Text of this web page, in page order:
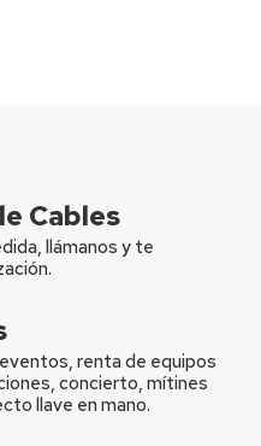
Cables
llámanos y te
renta de equipos
concierto, mítines
llave en mano.